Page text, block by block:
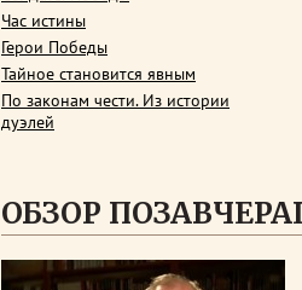
Час истины
Герои Победы
Тайное становится явным
По законам чести. Из истории
дуэлей
ОБЗОР